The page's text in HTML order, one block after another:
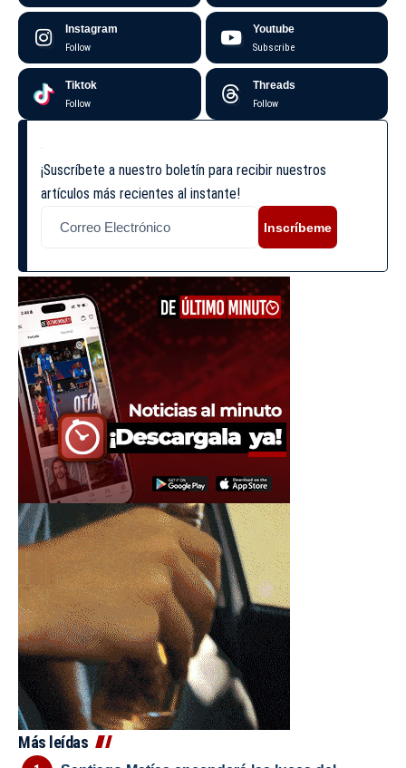
Instagram
Follow
Youtube
Subscribe
Tiktok
Follow
Threads
Follow
¡Suscríbete a nuestro boletín para recibir nuestros
artículos más recientes al instante!
Inscríbeme
Más leídas